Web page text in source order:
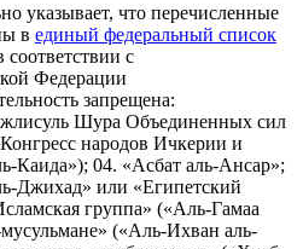
указывает, что перечисленные
в единый федеральный список
с
Федерации
запрещена:
Шура Объединенных сил
народов Ичкерии и
Каида»); 04. «Асбат аль-Ансар»;
Джихад» или «Египетский
группа» («Аль-Гамаа
(«Аль-Ихван аль-